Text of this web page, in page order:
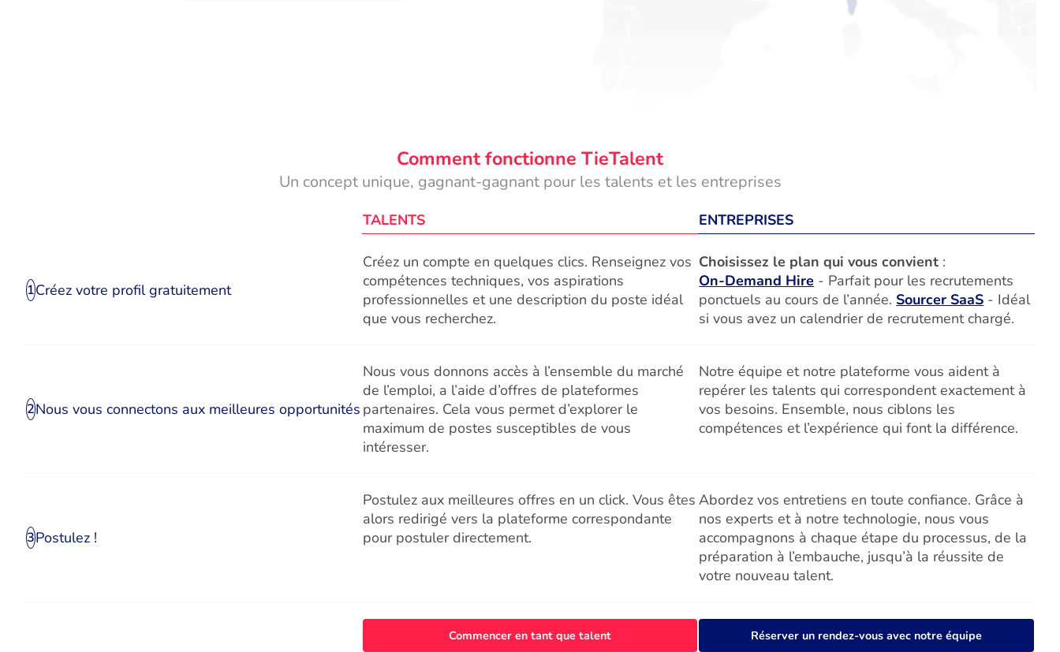
Comment fonctionne TieTalent
Un concept unique, gagnant-gagnant pour les talents et les entreprises
TALENTS ENTREPRISES
1Créez votre profil gratuitement
Créez un compte en quelques clics. Renseignez vos
compétences techniques, vos aspirations
professionnelles et une description du poste idéal
que vous recherchez.
Choisissez le plan qui vous convient :
On-Demand Hire - Parfait pour les recrutements
ponctuels au cours de l’année. Sourcer SaaS - Idéal
si vous avez un calendrier de recrutement chargé.
2Nous vous connectons aux meilleures opportunités
Nous vous donnons accès à l’ensemble du marché
de l’emploi, a l’aide d’offres de plateformes
partenaires. Cela vous permet d’explorer le
maximum de postes susceptibles de vous
intéresser.
Notre équipe et notre plateforme vous aident à
repérer les talents qui correspondent exactement à
vos besoins. Ensemble, nous ciblons les
compétences et l’expérience qui font la différence.
3Postulez !
Postulez aux meilleures offres en un click. Vous êtes
alors redirigé vers la plateforme correspondante
pour postuler directement.
Abordez vos entretiens en toute confiance. Grâce à
nos experts et à notre technologie, nous vous
accompagnons à chaque étape du processus, de la
préparation à l’embauche, jusqu’à la réussite de
votre nouveau talent.
Commencer en tant que talent Réserver un rendez-vous avec notre équipe